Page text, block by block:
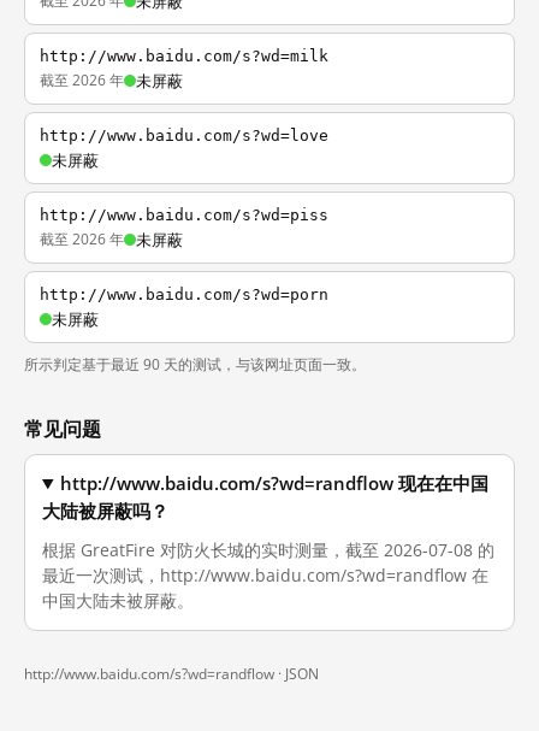
http://www.baidu.com/s?wd=milk
截至 2026 年 未屏蔽
http://www.baidu.com/s?wd=love
未屏蔽
http://www.baidu.com/s?wd=piss
截至 2026 年 未屏蔽
http://www.baidu.com/s?wd=porn
未屏蔽
所示判定基于最近 90 天的测试，与该网址页面一致。
常见问题
http://www.baidu.com/s?wd=randflow 现在在中国
大陆被屏蔽吗？
根据 GreatFire 对防火长城的实时测量，截至 2026-07-08 的
最近一次测试，http://www.baidu.com/s?wd=randflow 在
中国大陆未被屏蔽。
http://www.baidu.com/s?wd=randflow · JSON